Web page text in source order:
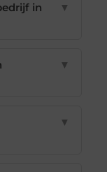
in
▼
▼
▼